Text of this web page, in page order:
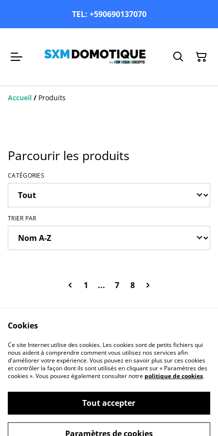
TEL: +590690137070
Accueil / Produits
Parcourir les produits
CATÉGORIES
TRIER PAR
1 ... 7 8
Contact Us
Legal Terms
Privacy Policy
Cookie Policy
©2026SXM DOMOTIQUE
Cookies
Ce site Internet utilise des cookies. Les cookies sont de petits fichiers qui
nous aident à comprendre comment vous utilisez nos services afin
d'améliorer votre expérience. Vous pouvez en savoir plus sur ces cookies
et contrôler la façon dont ils sont utilisés en cliquant sur « Paramètres des
cookies ». Vous pouvez également consulter notre politique de cookies.
Tout accepter
Paramètres de cookies